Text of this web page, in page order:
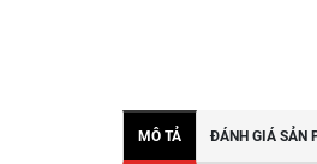
MÔ TẢ ĐÁNH GIÁ SẢN